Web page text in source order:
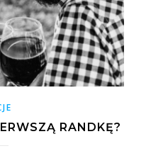
RANDKĘ?